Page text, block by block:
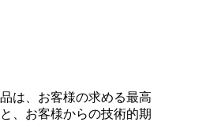
は、お客様の求める最高
、お客様からの技術的期